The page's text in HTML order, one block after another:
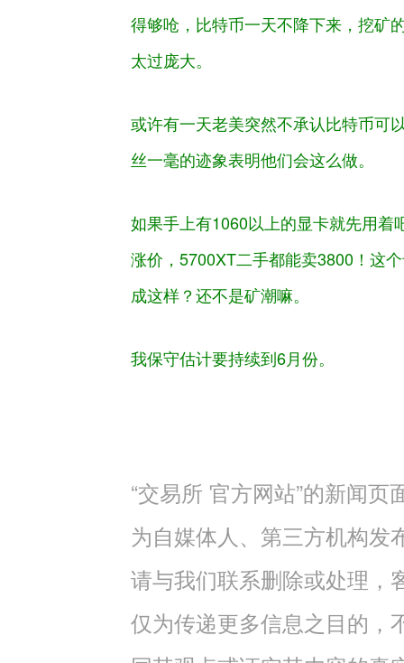
得够呛，比特币一天不降下来，挖矿
太过庞大。
或许有一天老美突然不承认比特币可
丝一毫的迹象表明他们会这么做。
如果手上有1060以上的显卡就先用
涨价，5700XT二手都能卖3800！这
成这样？还不是矿潮嘛。
我保守估计要持续到6月份。
“交易所 官方网站”的新闻
为自媒体人、第三方机构发
请与我们联系删除或处理，
仅为传递更多信息之目的，